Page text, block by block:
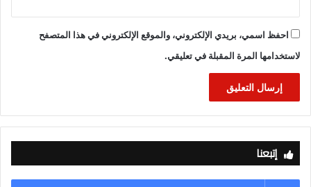
احفظ اسمي، بريدي الإلكتروني، والموقع الإلكتروني في هذا المتصفح
لاستخدامها المرة المقبلة في تعليقي.
إتبعنا